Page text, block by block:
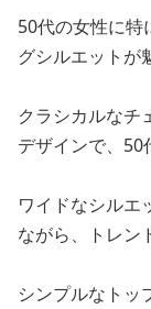
50代の女性に特
グシルエットが
クラシカルなチ
デザインで、50
ワイドなシルエ
ながら、トレン
シンプルなトッ